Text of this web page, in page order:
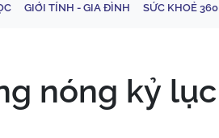
GIỚI TÍNH - GIA ĐÌNH SỨC KHOẺ 360
nóng kỷ lục